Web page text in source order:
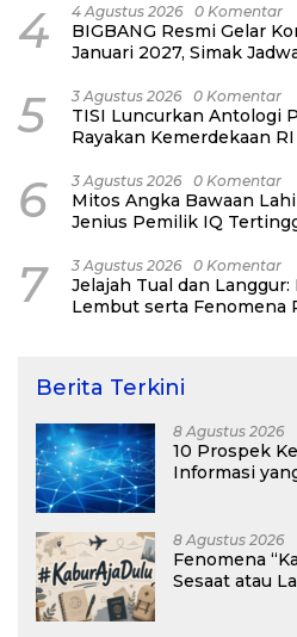
4 4 Agustus 2026 0 Komentar
BIGBANG Resmi Gelar
Januari 2027, Simak
5 3 Agustus 2026 0 Komentar
TISI Luncurkan Antologi
Rayakan Kemerdekaan
6 3 Agustus 2026 0 Komentar
Mitos Angka Bawaan
Jenius Pemilik IQ
7 3 Agustus 2026 0 Komentar
Jelajah Tual dan
Lembut serta Fenomena
Berita Terkini
8 Agustus 2026
10 Prospek
Informasi
8 Agustus 2026
Fenomena
Sesaat atau